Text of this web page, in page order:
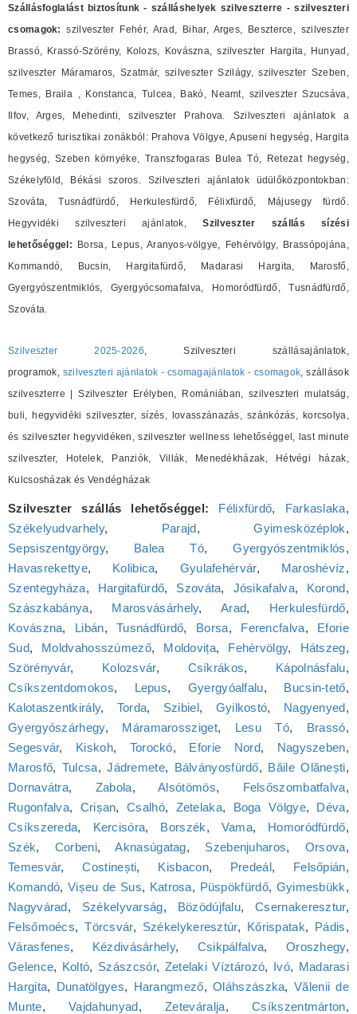
Szállásfoglalást biztosítunk - szálláshelyek szilveszterre - szilveszteri
csomagok: szilveszter Fehér, Arad, Bihar, Arges, Beszterce, szilveszter
Brassó, Krassó-Szörény, Kolozs, Kovászna, szilveszter Hargita, Hunyad,
szilveszter Máramaros, Szatmár, szilveszter Szilágy, szilveszter Szeben,
Temes, Braila , Konstanca, Tulcea, Bakó, Neamt, szilveszter Szucsáva,
Ilfov, Arges, Mehedinti, szilveszter Prahova. Szilveszteri ajánlatok a
következő turisztikai zonákból: Prahova Völgye, Apuseni hegység, Hargita
hegység, Szeben környéke, Transzfogaras Bulea Tó, Retezat hegység,
Székelyföld, Békási szoros. Szilveszteri ajánlatok üdülőközpontokban:
Szováta, Tusnádfürdő, Herkulesfürdő, Félixfürdő, Májusegy fürdő.
Hegyvidéki szilveszteri ajánlatok,Szilveszter szállás sízési
lehetőséggel: Borsa, Lepus, Aranyos-völgye, Fehérvölgy, Brassópojána,
Kommandó, Bucsin, Hargitafürdő, Madarasi Hargita, Marosfő,
Gyergyószentmiklós, Gyergyócsomafalva, Homoródfürdő, Tusnádfürdő,
Szováta.
Szilveszter 2025-2026, Szilveszteri szállásajánlatok,
programok, szilveszteri ajánlatok - csomagajánlatok - csomagok, szállások
szilveszterre | Szilveszter Erélyben, Romániában, szilveszteri mulatság,
buli, hegyvidéki szilveszter, sízés, lovasszánazás, szánkózás, korcsolya,
és szilveszter hegyvidéken, szilveszter wellness lehetőséggel, last minute
szilveszter, Hotelek, Panziók, Villák, Menedékházak, Hétvégi házak,
Kulcsosházak és Vendégházak
Szilveszter szállás lehetőséggel: Félixfürdő, Farkaslaka,
Székelyudvarhely, Parajd,Gyimesközéplok,
Sepsiszentgyörgy, Balea Tó,Gyergyószentmiklós,
Havasrekettye, Kolibica, Gyulafehérvár, Maroshévíz,
Szentegyháza, Hargitafürdő, Szováta, Jósikafalva, Korond,
Szászkabánya, Marosvásárhely, Arad, Herkulesfürdő,
Kovászna, Libán,Tusnádfürdő, Borsa, Ferencfalva, Eforie
Sud, Moldvahosszúmező, Moldovița, Fehérvölgy, Hátszeg,
Szörényvár, Kolozsvár, Csíkrákos, Kápolnásfalu,
Csíkszentdomokos, Lepus, Gyergyóalfalu, Bucsin-tető,
Kalotaszentkirály, Torda, Szibiel, Gyilkostó, Nagyenyed,
Gyergyószárhegy, Máramarossziget, Lesu Tó, Brassó,
Segesvár, Kiskoh, Torockó, Eforie Nord, Nagyszeben,
Marosfő, Tulcsa,Jádremete, Bálványosfürdő, Băile Olănești,
Dornavátra, Zabola,Alsótömös, Felsőszombatfalva,
Rugonfalva, Crișan,Csalhó, Zetelaka, Boga Völgye, Déva,
Csíkszereda, Kercisóra, Borszék, Vama, Homoródfürdő,
Szék, Corbeni,Aknasúgatag, Szebenjuharos, Orsova,
Temesvár,Costinești, Kisbacon, Predeál, Felsőpián,
Komandó, Vișeu de Sus, Katrosa, Püspökfürdő, Gyimesbükk,
Nagyvárad, Székelyvarság, Bözödújfalu,Csernakeresztur,
Felsőmoécs,Törcsvár, Székelykeresztúr, Kőrispatak, Pádis,
Várasfenes, Kézdivásárhely, Csikpálfalva, Oroszhegy,
Gelence, Koltó, Szászcsór, Zetelaki Víztározó, Ivó, Madarasi
Hargita, Dunatölgyes, Harangmező,Oláhszászka, Vălenii de
Munte,Vajdahunyad,Zeteváralja,Csíkszentmárton,